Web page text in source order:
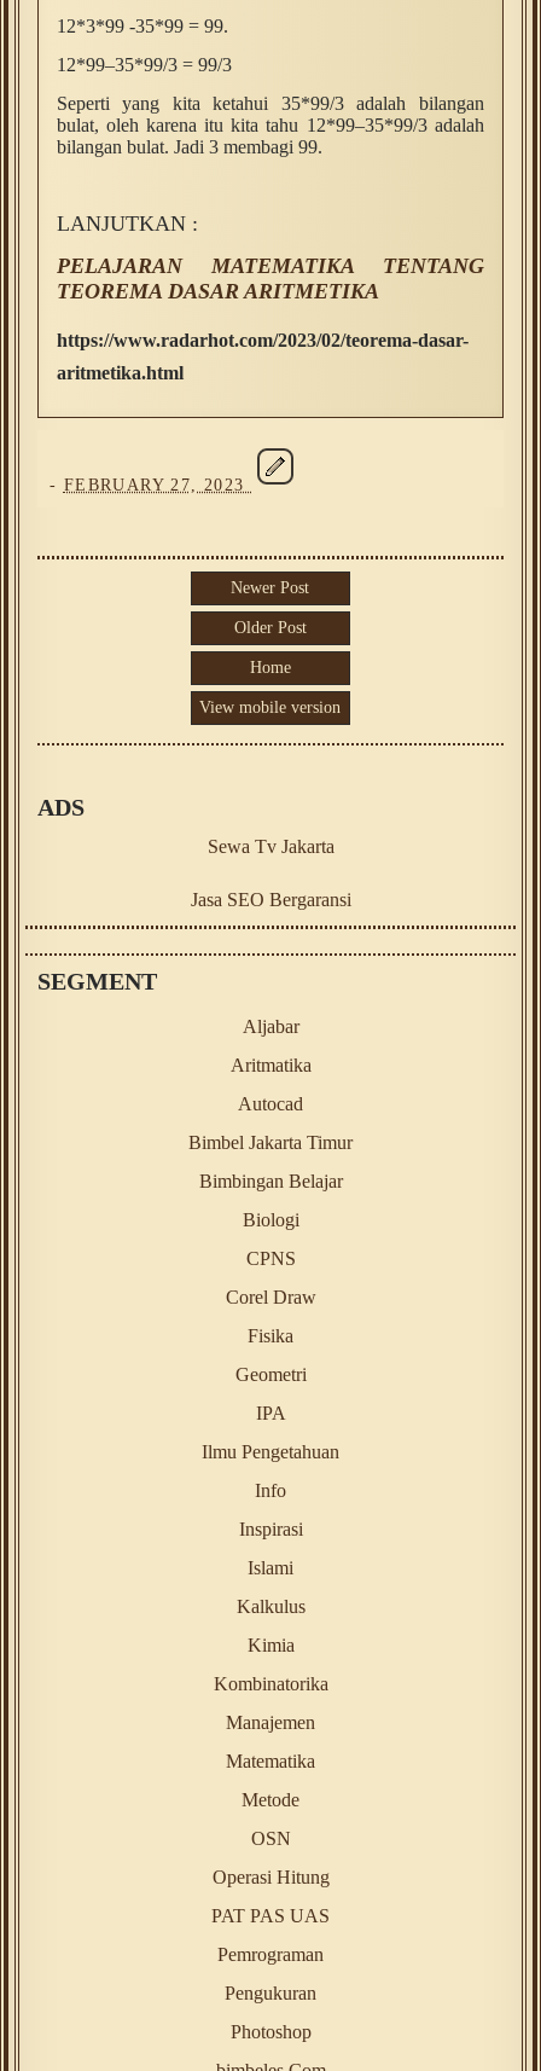
12*3*99 -35*99 = 99.
12*99–35*99/3 = 99/3
Seperti yang kita ketahui 35*99/3 adalah bilangan
bulat, oleh karena itu kita tahu 12*99–35*99/3 adalah
bilangan bulat. Jadi 3 membagi 99.
LANJUTKAN :
PELAJARAN MATEMATIKA TENTANG
TEOREMA DASAR ARITMETIKA
https://www.radarhot.com/2023/02/teorema-dasar-
aritmetika.html
- FEBRUARY 27, 2023
Newer Post
Older Post
Home
View mobile version
ADS
Sewa Tv Jakarta
Jasa SEO Bergaransi
SEGMENT
Aljabar
Aritmatika
Autocad
Bimbel Jakarta Timur
Bimbingan Belajar
Biologi
CPNS
Corel Draw
Fisika
Geometri
IPA
Ilmu Pengetahuan
Info
Inspirasi
Islami
Kalkulus
Kimia
Kombinatorika
Manajemen
Matematika
Metode
OSN
Operasi Hitung
PAT PAS UAS
Pemrograman
Pengukuran
Photoshop